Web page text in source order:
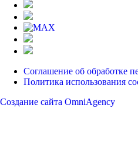
Соглашение об обработке
Политика использования
Создание сайта OmniAgency